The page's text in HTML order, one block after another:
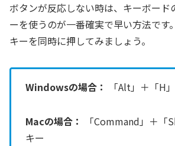
ボタンが反応しない時は、キーボード
ーを使うのが一番確実で早い方法です
キーを同時に押してみましょう。
Windowsの場合： 「Alt」＋「H
Macの場合：
「Command」＋「
キー